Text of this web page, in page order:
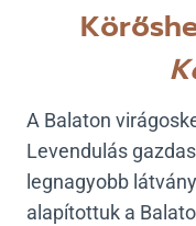
A Balaton
Levendulás
legnagyobb
alapítottuk a